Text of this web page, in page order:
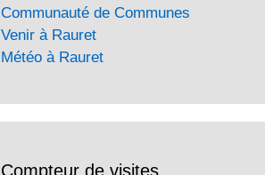
Communauté de Communes
Venir à Rauret
Météo à Rauret
Compteur de visites